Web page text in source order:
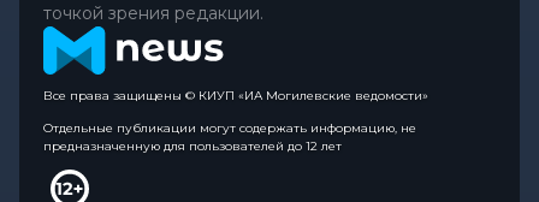
точкой зрения редакции.
Все права защищены © КИУП «ИА Могилевские ведомости»
Отдельные публикации могут содержать информацию, не
предназначенную для пользователей до 12 лет